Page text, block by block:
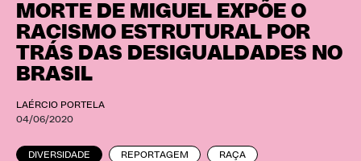
MORTE DE MIGUEL EXPÕE O
RACISMO ESTRUTURAL POR
TRÁS DAS DESIGUALDADES NO
BRASIL
LAÉRCIO PORTELA
04/06/2020
DIVERSIDADE REPORTAGEM RAÇA